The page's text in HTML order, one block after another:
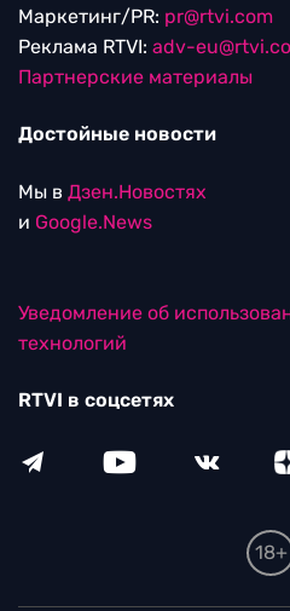
Маркетинг/PR: pr@rtvi.com
Реклама RTVI: adv-
Партнерские материалы
Достойные новости
Мы в Дзен.Новостях
и Google.News
Уведомление об
технологий
RTVI в соцсетях
18+